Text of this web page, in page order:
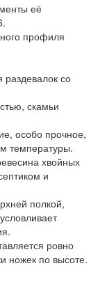
её
профиля
со
скамьи
особо прочное,
температуры.
хвойных
и
полкой,
ровно
ножек по высоте.